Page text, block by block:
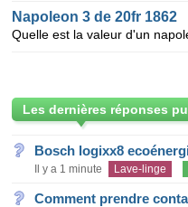
Napoleon 3 de 20fr 1862
Les dernières réponses
Bosch logixx8
Il y a 1 minute Lave-linge
Comment prendre